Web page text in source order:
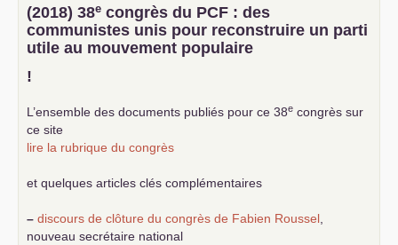
(2018) 38e congrès du PCF : des
communistes unis pour reconstruire un parti
utile au mouvement populaire
!
L’ensemble des documents publiés pour ce 38e congrès sur
ce site
lire la rubrique du congrès
et quelques articles clés complémentaires
– discours de clôture du congrès de Fabien Roussel,
nouveau secrétaire national